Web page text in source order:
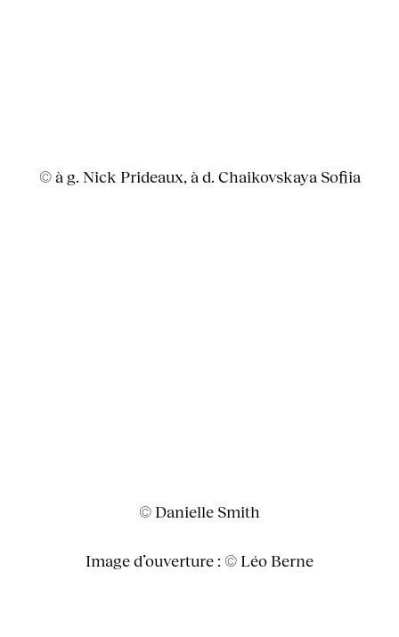
© à g. Nick Prideaux, à d. Chaikovskaya Sofiia
© Danielle Smith
Image d’ouverture : © Léo Berne